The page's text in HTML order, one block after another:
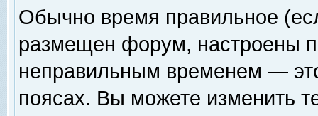
Обычно время правильное
размещен форум, настроены
неправильным временем —
поясах. Вы можете изменить